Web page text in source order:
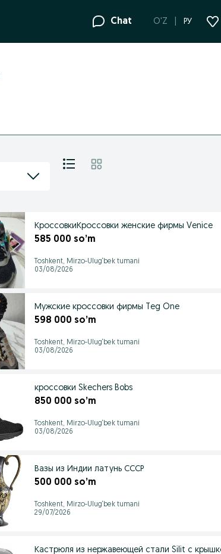
Chat O'Z РУ
КроссовкиКроссовки женские фирмы Venice
585 000 so’m
Toshkent, Mirzo-Ulug‘bek tumani
03/08/2026
Мужские кроссовки фирмы Teg One
598 000 so’m
Toshkent, Mirzo-Ulug‘bek tumani
03/08/2026
кроссовки Skechers Bobs
850 000 so’m
Toshkent, Mirzo-Ulug‘bek tumani
03/08/2026
Вазы из Индии латунь СССР
500 000 so’m
Toshkent, Mirzo-Ulug‘bek tumani
29/07/2026
Кастрюля из нержавеющей стали Silit с